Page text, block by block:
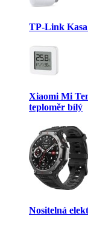
TP-Link
Xiaomi Mi
teploměr bílý
Nositelná